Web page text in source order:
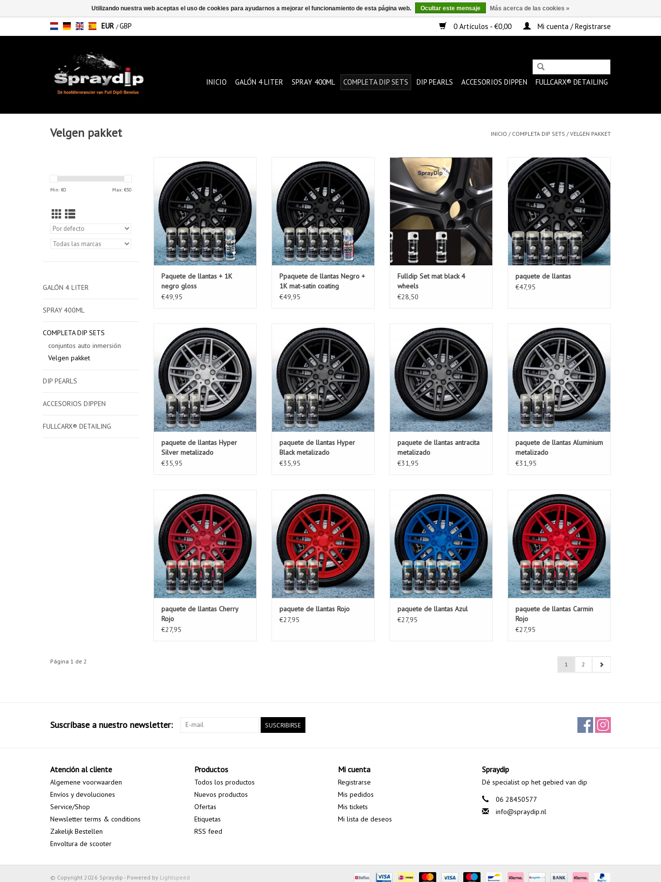
EUR /GBP 0 Artículos - €0,00 Mi cuenta / Registrarse
INICIO GALÓN 4 LITER SPRAY 400ML COMPLETA DIP SETS DIP PEARLS ACCESORIOS DIPPEN FULLCARX® DETAILING
Velgen pakket INICIO / COMPLETA DIP SETS /VELGEN PAKKET
Min: €0 Max: €50
GALÓN 4 LITER
SPRAY 400ML
COMPLETA DIP SETS
conjuntos auto inmersión
Velgen pakket
DIP PEARLS
ACCESORIOS DIPPEN
FULLCARX® DETAILING
Este paquete de llantas es el
paquete ideal para cada conjunto
de llantas.
AÑADIR A LA CESTA
Paquete de llantas + 1K
negro gloss
€49,95
Este paquete de llantas es el
paquete ideal para cada conjunto
de llantas.
AÑADIR A LA CESTA
Ppaquete de llantas Negro +
1K mat-satin coating
€49,95
Fulldip Set mat black 4 wheels
AÑADIR A LA CESTA
Fulldip Set mat black 4
wheels
€28,50
Este paquete de llantas es el
paquete ideal para cada conjunto
de llantas.
AÑADIR A LA CESTA
paquete de llantas
€47,95
Este paquete de llantas es el
paquete ideal para cada conjunto
de llantas. Con este paquete de
llantas puede ya 35,95 € para
cada conjunto de ruedas, que
buscar un nuevo (protector).
AÑADIR A LA CESTA
paquete de llantas Hyper
Silver metalizado
€35,95
Este paquete de llantas es el
paquete ideal para cada conjunto
de llantas. Con este paquete de
llantas puede ya 35,95 € para
cada conjunto de ruedas, que
buscar un nuevo (protector).
AÑADIR A LA CESTA
paquete de llantas Hyper
Black metalizado
€35,95
Este paquete de llantas es el
paquete ideal para cada conjunto
de llantas. Con este paquete de
llantas puede ya 31,95 € para
cada conjunto de ruedas, que
buscar un nuevo (protector).
AÑADIR A LA CESTA
paquete de llantas antracita
metalizado
€31,95
Este paquete de llantas es el
paquete ideal para cada conjunto
de llantas. Con este paquete de
llantas puede ya 31,95 € para
cada conjunto de ruedas, que
buscar un nuevo (protector).
AÑADIR A LA CESTA
paquete de llantas Aluminium
metalizado
€31,95
Este paquete de llantas es el
paquete ideal para cada conjunto
de llantas.
AÑADIR A LA CESTA
paquete de llantas Cherry
Rojo
€27,95
Este paquete de llantas es el
paquete ideal para cada conjunto
de llantas.
AÑADIR A LA CESTA
paquete de llantas Rojo
€27,95
Este paquete de llantas es el
paquete ideal para cada conjunto
de llantas. Con este paquete de
llantas puede ya 23,95 € para
cada conjunto de ruedas, que
buscar un nuevo (protector).
AÑADIR A LA CESTA
paquete de llantas Azul
€27,95
Este paquete de llantas es el
paquete ideal para cada conjunto
de llantas.
AÑADIR A LA CESTA
paquete de llantas Carmin
Rojo
€27,95
Página 1 de 2 1 2
Suscríbase a nuestro newsletter: SUSCRIBIRSE
Atención al cliente
Algemene voorwaarden
Envíos y devoluciones
Service/Shop
Newsletter terms & conditions
Zakelijk Bestellen
Envoltura de scooter
Productos
Todos los productos
Nuevos productos
Ofertas
Etiquetas
RSS feed
Mi cuenta
Registrarse
Mis pedidos
Mis tickets
Mi lista de deseos
Spraydip
Dé specialist op het gebied van dip
06 28450577
info@spraydip.nl
© Copyright 2026 Spraydip - Powered by Lightspeed
Utilizando nuestra web aceptas el uso de cookies para ayudarnos a mejorar el funcionamiento de esta página web. Ocultar este mensaje Más acerca de las cookies »